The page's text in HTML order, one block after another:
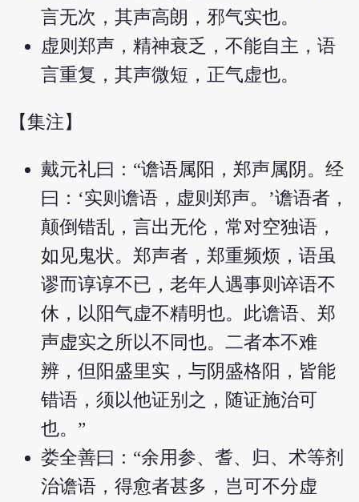
言无次，其声高朗，邪气实也。
虚则郑声，精神衰乏，不能自主，语
言重复，其声微短，正气虚也。
【集注】
戴元礼曰：“谵语属阳，郑声属阴。经
曰：‘实则谵语，虚则郑声。’谵语者，
颠倒错乱，言出无伦，常对空独语，
如见鬼状。郑声者，郑重频烦，语虽
谬而谆谆不已，老年人遇事则谇语不
休，以阳气虚不精明也。此谵语、郑
声虚实之所以不同也。二者本不难
辨，但阳盛里实，与阴盛格阳，皆能
错语，须以他证别之，随证施治可
也。”
娄全善曰：“余用参、耆、归、术等剂
治谵语，得愈者甚多，岂可不分虚